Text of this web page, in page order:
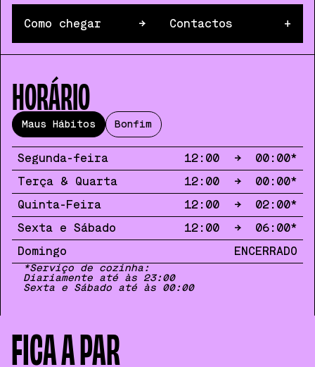
Como chegar → Contactos +
HORÁRIO
Maus Hábitos Bonfim
Segunda-feira 12:00 → 00:00*
Terça & Quarta
12:00 → 00:00*
Quinta-Feira
12:00 → 02:00*
Sexta e Sábado
12:00 → 06:00*
Domingo
ENCERRADO
*Serviço de cozinha:
Diariamente até às 23:00
Sexta e Sábado até às 00:00
MAPA
CONTACTOS
FICA A PAR